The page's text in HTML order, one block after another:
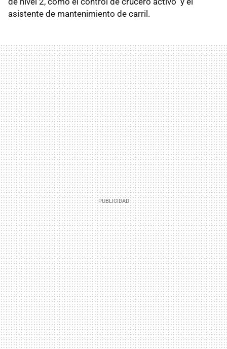
asistente de mantenimiento de carril.